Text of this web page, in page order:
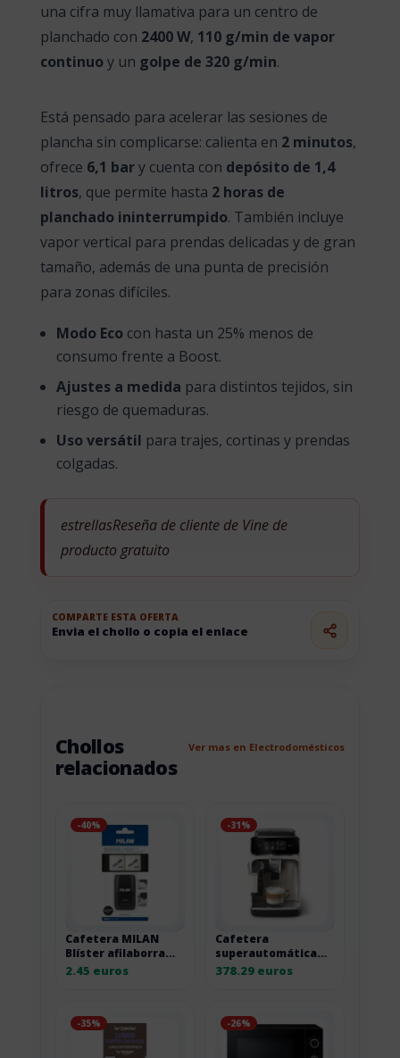
una cifra muy llamativa para un centro de
planchado con 2400 W, 110 g/min de vapor
continuoy un golpe de 320 g/min.
Está pensado para acelerar las sesiones de
plancha sin complicarse: calienta en 2 minutos,
ofrece 6,1 bary cuenta con depósito de 1,4
litros, que permite hasta 2 horas de
planchado ininterrumpido. También incluye
vapor vertical para prendas delicadas y de gran
tamaño, además de una punta de precisión
para zonas difíciles.
Modo Eco con hasta un 25% menos de
consumo frente a Boost.
Ajustes a medida para distintos tejidos, sin
riesgo de quemaduras.
Uso versátil para trajes, cortinas y prendas
colgadas.
estrellasReseña de cliente de Vine de
producto gratuito
COMPARTE ESTA OFERTA
Envia el chollo o copia el enlace
Chollos
relacionados
Ver mas en Electrodomésticos
-40%
Cafetera MILAN
Blíster afilaborra
Compact Shadow
2.45 euros
-31%
Cafetera
superautomática
Philips 2300 LatteGo
378.29 euros
-35% -26%